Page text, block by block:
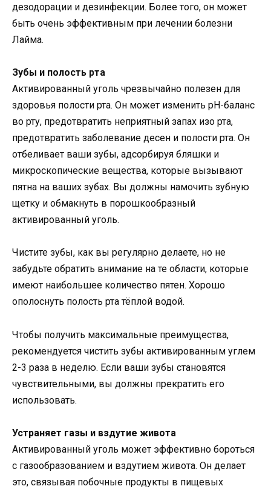
дезодорации и дезинфекции. Более того, он может
быть очень эффективным при лечении болезни
Лайма.
Зубы и полость рта
Активированный уголь чрезвычайно полезен для
здоровья полости рта. Он может изменить рН-баланс
во рту, предотвратить неприятный запах изо рта,
предотвратить заболевание десен и полости рта. Он
отбеливает ваши зубы, адсорбируя бляшки и
микроскопические вещества, которые вызывают
пятна на ваших зубах. Вы должны намочить зубную
щетку и обмакнуть в порошкообразный
активированный уголь.
Чистите зубы, как вы регулярно делаете, но не
забудьте обратить внимание на те области, которые
имеют наибольшее количество пятен. Хорошо
ополоснуть полость рта тёплой водой.
Чтобы получить максимальные преимущества,
рекомендуется чистить зубы активированным углем
2-3 раза в неделю. Если ваши зубы становятся
чувствительными, вы должны прекратить его
использовать.
Устраняет газы и вздутие живота
Активированный уголь может эффективно бороться
с газообразованием и вздутием живота. Он делает
это, связывая побочные продукты в пищевых